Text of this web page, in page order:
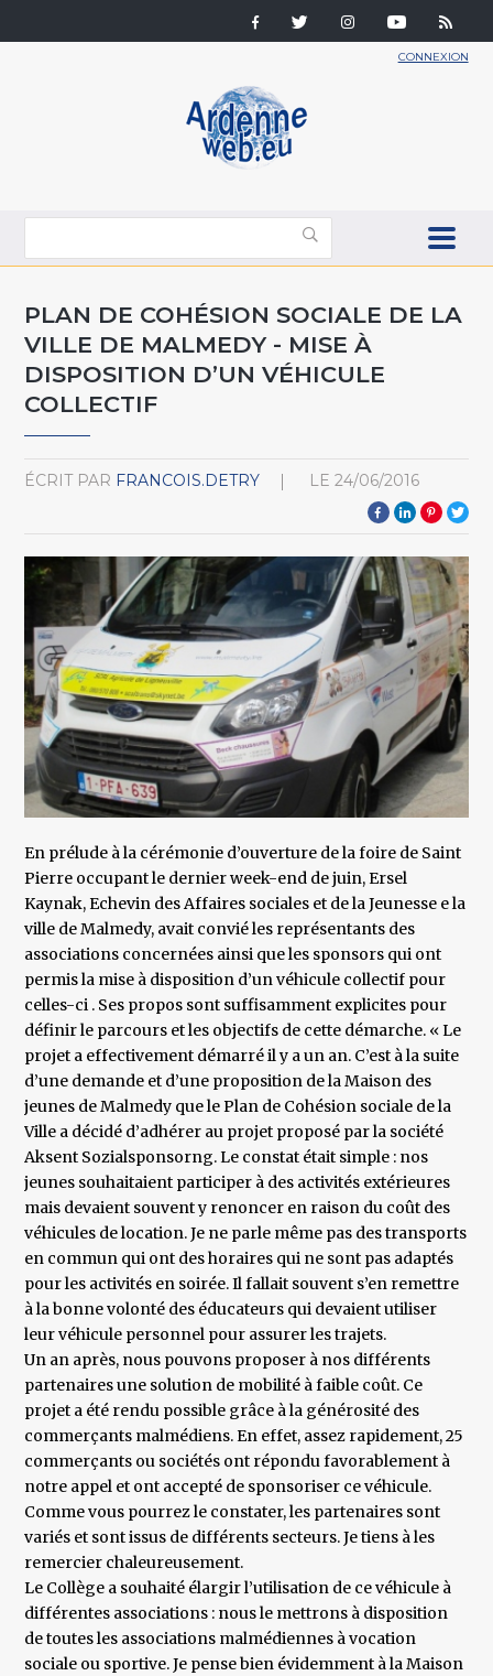
CONNEXION
PLAN DE COHÉSION SOCIALE DE LA
VILLE DE MALMEDY - MISE À
DISPOSITION D’UN VÉHICULE
COLLECTIF
ÉCRIT PAR FRANCOIS.DETRY LE 24/06/2016
En prélude à la cérémonie d’ouverture de la foire de Saint
Pierre occupant le dernier week-end de juin, Ersel
Kaynak, Echevin des Affaires sociales et de la Jeunesse e la
ville de Malmedy, avait convié les représentants des
associations concernées ainsi que les sponsors qui ont
permis la mise à disposition d’un véhicule collectif pour
celles-ci . Ses propos sont suffisamment explicites pour
définir le parcours et les objectifs de cette démarche. « Le
projet a effectivement démarré il y a un an. C’est à la suite
d’une demande et d’une proposition de la Maison des
jeunes de Malmedy que le Plan de Cohésion sociale de la
Ville a décidé d’adhérer au projet proposé par la société
Aksent Sozialsponsorng. Le constat était simple : nos
jeunes souhaitaient participer à des activités extérieures
mais devaient souvent y renoncer en raison du coût des
véhicules de location. Je ne parle même pas des transports
en commun qui ont des horaires qui ne sont pas adaptés
pour les activités en soirée. Il fallait souvent s’en remettre
à la bonne volonté des éducateurs qui devaient utiliser
leur véhicule personnel pour assurer les trajets.
Un an après, nous pouvons proposer à nos différents
partenaires une solution de mobilité à faible coût. Ce
projet a été rendu possible grâce à la générosité des
commerçants malmédiens. En effet, assez rapidement, 25
commerçants ou sociétés ont répondu favorablement à
notre appel et ont accepté de sponsoriser ce véhicule.
Comme vous pourrez le constater, les partenaires sont
variés et sont issus de différents secteurs. Je tiens à les
remercier chaleureusement.
Le Collège a souhaité élargir l’utilisation de ce véhicule à
différentes associations : nous le mettrons à disposition
de toutes les associations malmédiennes à vocation
sociale ou sportive. Je pense bien évidemment à la Maison